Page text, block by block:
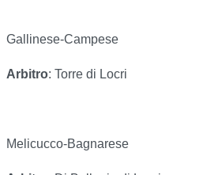
Gallinese-Campese
Arbitro: Torre di Locri
Melicucco-Bagnarese